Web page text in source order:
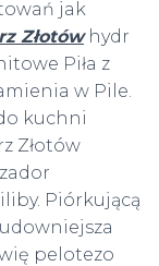
jak
Złotówhydr
Piła z
w Pile.
kuchni
Złotów
Piórkującą
pelotezo